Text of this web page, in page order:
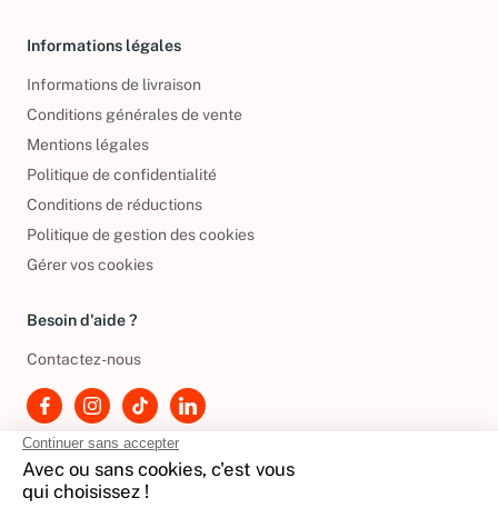
Informations légales
Informations de livraison
Conditions générales de vente
Mentions légales
Politique de confidentialité
Conditions de réductions
Politique de gestion des cookies
Gérer vos cookies
Besoin d'aide ?
Contactez-nous
International
🇪🇸Espagne